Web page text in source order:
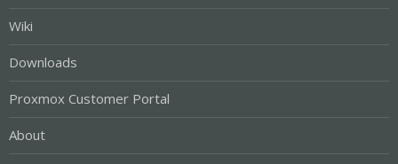
Wiki
Downloads
Proxmox Customer Portal
About